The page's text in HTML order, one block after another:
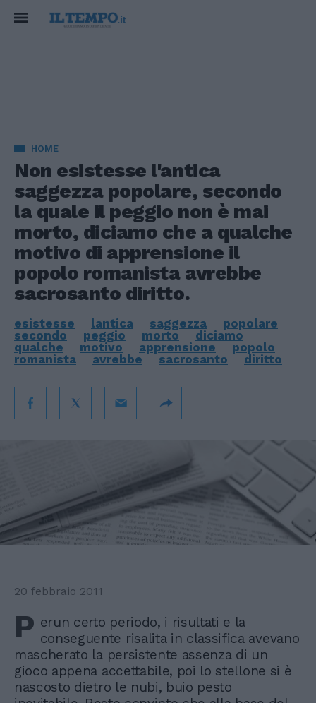
HOME
Non esistesse l'antica
saggezza popolare, secondo
la quale il peggio non è mai
morto, diciamo che a qualche
motivo di apprensione il
popolo romanista avrebbe
sacrosanto diritto.
esistesse lantica saggezza
popolare
secondo
peggio morto
diciamo
qualche
motivo apprensione
popolo
romanista
avrebbe sacrosanto diritto
20 febbraio 2011
P erun certo periodo, i risultati e la
conseguente risalita in classifica avevano
mascherato la persistente assenza di un
gioco appena accettabile, poi lo stellone si è
nascosto dietro le nubi, buio pesto